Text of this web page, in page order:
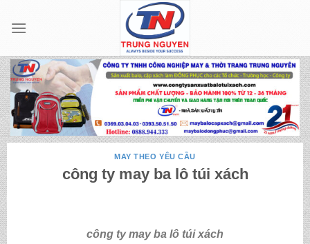
MAY THEO YÊU CẦU
công ty may ba lô túi xách
công ty may ba lô túi xách